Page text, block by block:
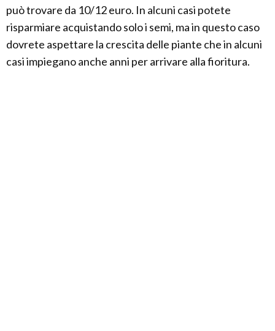
può trovare da 10/12 euro. In alcuni casi potete
risparmiare acquistando solo i semi, ma in questo caso
dovrete aspettare la crescita delle piante che in alcuni
casi impiegano anche anni per arrivare alla fioritura.